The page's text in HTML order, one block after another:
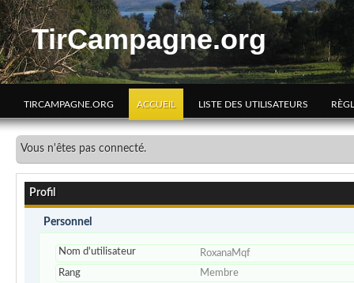
TirCampagne.org
TIRCAMPAGNE.ORG ACCUEIL LISTE DES UTILISATEURS
Vous n'êtes pas connecté.
Profil
Personnel
Nom d'utilisateur
RoxanaMqf
Rang
Membre